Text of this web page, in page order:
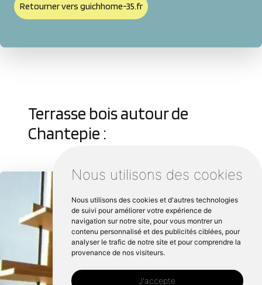
Nous utilisons des cookies
Nous utilisons des cookies et d'autres technologies
de suivi pour améliorer votre expérience de
navigation sur notre site, pour vous montrer un
contenu personnalisé et des publicités ciblées, pour
analyser le trafic de notre site et pour comprendre la
provenance de nos visiteurs.
J'accepte
Retourner vers guichhome-35.fr
Terrasse bois autour de
Chantepie :